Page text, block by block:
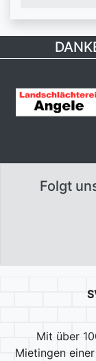
Folgt
Mit über
Mietingen